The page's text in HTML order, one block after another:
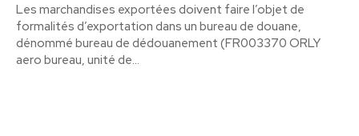
Les marchandises exportées doivent faire l’objet de
formalités d’exportation dans un bureau de douane,
dénommé bureau de dédouanement (FR003370 ORLY
aero bureau, unité de...